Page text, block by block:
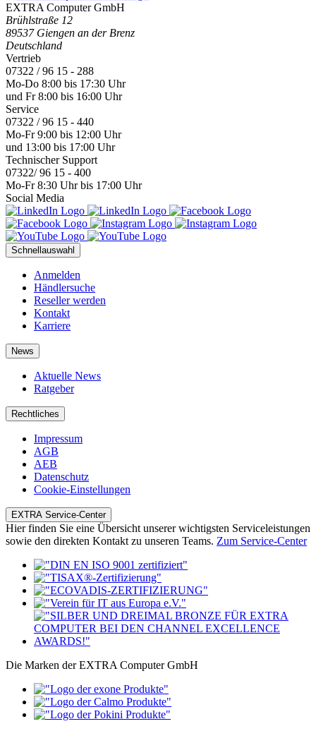
EXTRA Computer GmbH
Brühlstraße 12
89537 Giengen an der Brenz
Deutschland
Vertrieb
07322 / 96 15 - 288
Mo-Do 8:00 bis 17:30 Uhr
und Fr 8:00 bis 16:00 Uhr
Service
07322 / 96 15 - 440
Mo-Fr 9:00 bis 12:00 Uhr
und 13:00 bis 17:00 Uhr
Technischer Support
07322/ 96 15 - 400
Mo-Fr 8:30 Uhr bis 17:00 Uhr
Social Media
Schnellauswahl
Anmelden
Händlersuche
Reseller werden
Kontakt
Karriere
News
Aktuelle News
Ratgeber
Rechtliches
Impressum
AGB
AEB
Datenschutz
Cookie-Einstellungen
EXTRA Service-Center
Hier finden Sie eine Übersicht unserer wichtigsten Serviceleistungen
sowie den direkten Kontakt zu unseren Teams. Zum Service-Center
Die Marken der EXTRA Computer GmbH